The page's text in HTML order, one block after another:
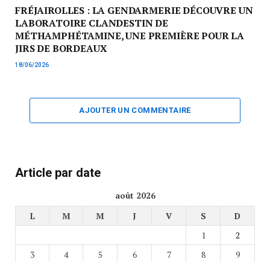
FRÉJAIROLLES : LA GENDARMERIE DÉCOUVRE UN
LABORATOIRE CLANDESTIN DE
MÉTHAMPHÉTAMINE, UNE PREMIÈRE POUR LA
JIRS DE BORDEAUX
18/06/2026
AJOUTER UN COMMENTAIRE
Article par date
août 2026
L
M M J V S
D
1
2
3
4 5 6 7 8
9